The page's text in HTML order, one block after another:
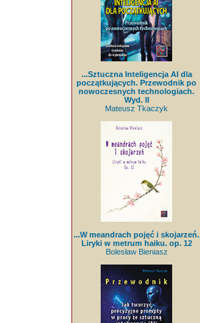
...Sztuczna Inteligencja AI dla
początkujących. Przewodnik po
nowoczesnych technologiach.
Wyd. II
Mateusz Tkaczyk
...W meandrach pojęć i skojarzeń.
Liryki w metrum haiku. op. 12
Bolesław Bieniasz